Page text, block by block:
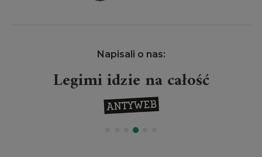
Napisali o nas:
Legimi idzie na całość